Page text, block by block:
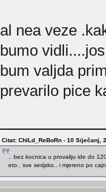
al nea veze
bumo
bum valjda
prevarilo pice
Citat: ChILd_ReBoRn - 10 Siječanj,
.. bez kocnica u provaliju ide do
eto.. sve serijsko.. i mjereno po